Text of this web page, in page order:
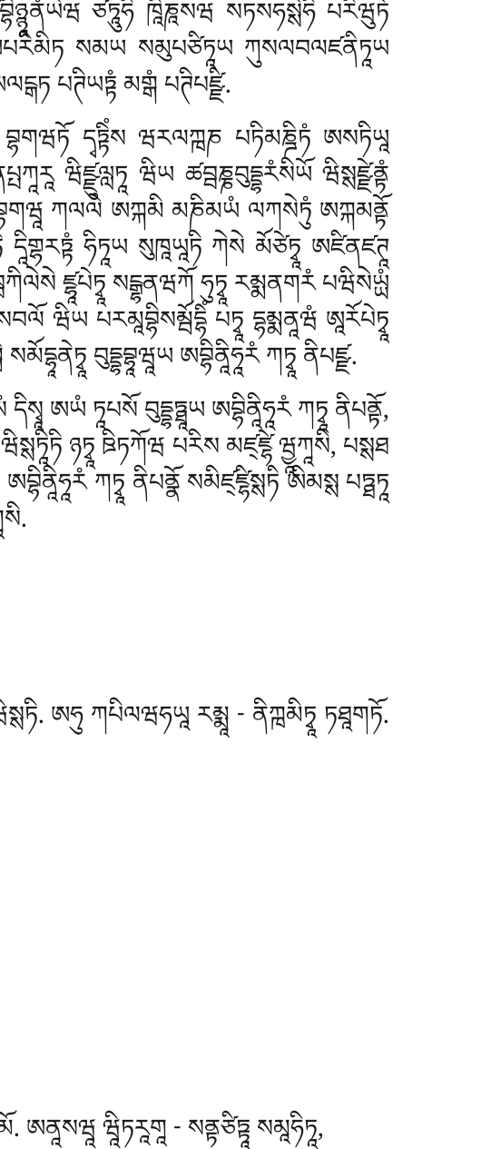
ཙཏཱུཧི ཁཱིཎཱསཝ སཏསཧསྶེཧི པརིཝུཏོ
སམཡ སམུཔཙིཏཱཡ ཀུསལབལཛནིཏཱཡ
པཊིཡཏྟཾ མགྒཾ པཊིཔཛྫི.
དྭཏྟིཾས ཝརལཀྑཎ པཏིམཎྜིཏཾ ཨསཏིཡཱ
ཝིཛྫུལླཏཱ ཝིཡ ཚབྦཎྞབུདྡྷརཾསིཡོ ཝིསྶཛྫེནྟཾ
ཀལལེ ཨཀྐམི མཎིམཡཾ ལཀསེཏུཾ ཨཀྐམནྟོ
ཧིཏཱཡ སུཁཱཡཱཏི ཀེསེ མོཙེཏྭཱ ཨཛིནཛཊཱ
ཛྷཱཔེཏྭཱ སངྒྷནཝཀོ ཧུཏྭཱ རམྨནགརཾ པཝིསེཡྻཾ
ཝིཡ པརམཱབྷིསམྦོདྷིཾ པཏྭཱ དྷམྨནཱཝཾ ཨཱརོཔེཏྭཱ
བུདྡྷབྷཱཝཱཡ ཨབྷིནཱིཧཱརཾ ཀཏྭཱ ནིཔཛྫ.
ཨཡཾ ཏཱཔསོ བུདྡྷཏྠཱཡ ཨབྷིནཱིཧཱརཾ ཀཏྭཱ ནིཔནྟོ,
ཉཏྭཱ ཋིཏཀོཝ པརིས མཛ྄ཛྷེ ཝྱཱཀཱསི, པསྶཐ
ཀཏྭཱ ནིཔནྣོ སམིཛ྄ཛྷིསྶཏི ཨིམསྶ པཏྠཏཱ
ཨཧུ ཀཔིལཝཧཡཱ རམྨཱ - ནིཀྑམིཏྭཱ ཏཐཱགཏོ.
ཨནཱསཝཱ ཝཱིཏརཱགཱ - སནྟཙིཏྟཱ སམཱཧིཏཱ,